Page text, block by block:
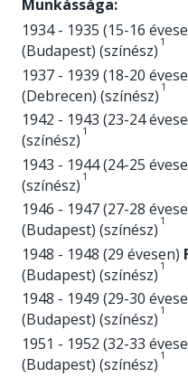
Munkássága:
1934 - 1935 (15-16
(Budapest) (színész) 1
1937 - 1939 (18-20
(Debrecen) (színész) 1
1942 - 1943 (23-24
(színész) 1
1943 - 1944 (24-25
(színész) 1
1946 - 1947 (27-28
(Budapest) (színész) 1
1948 - 1948 (29 évesen)
(Budapest) (színész) 1
1948 - 1949 (29-30
(Budapest) (színész) 1
1951 - 1952 (32-33
(Budapest) (színész) 1